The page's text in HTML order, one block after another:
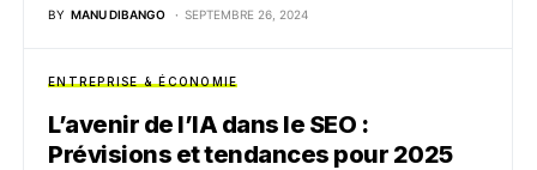
BY MANU DIBANGO SEPTEMBRE 26, 2024
ENTREPRISE & ÉCONOMIE
L’avenir de l’IA dans le SEO :
Prévisions et tendances pour 2025